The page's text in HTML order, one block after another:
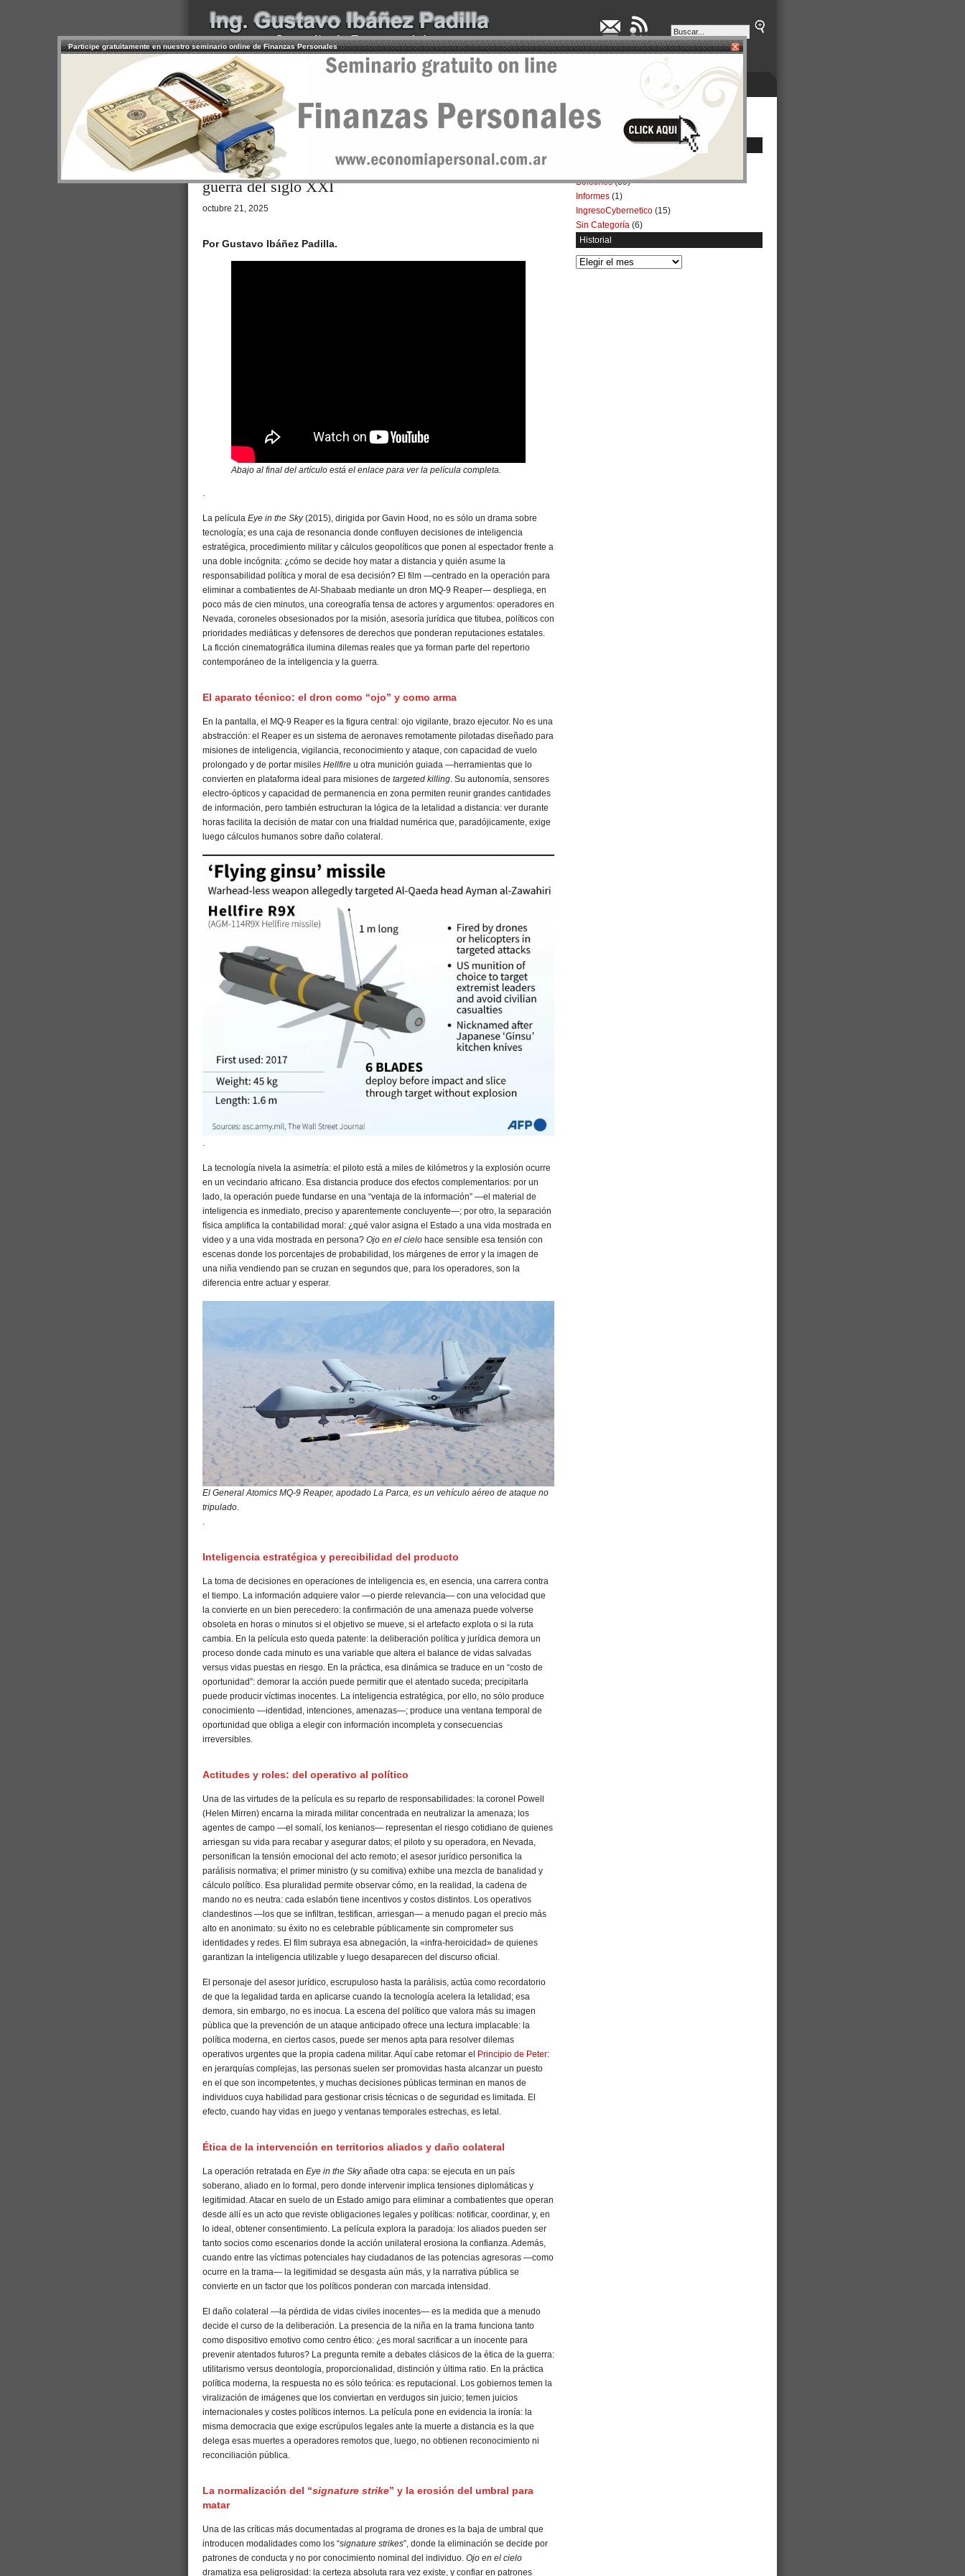
INICIO SERVICIOS BOLETINES NEGOCIOS
CONTACTO USUARIO
Browse >Home/
Ojo en el cielo: inteligencia, geopolítica y ética en la
guerra del siglo XXI
octubre 21, 2025
Por Gustavo Ibáñez Padilla.
Abajo al final del artículo está el enlace para ver la película completa.
.
La película Eye in the Sky(2015), dirigida por Gavin Hood, no es sólo un drama sobre
tecnología; es una caja de resonancia donde confluyen decisiones de inteligencia
estratégica, procedimiento militar y cálculos geopolíticos que ponen al espectador frente a
una doble incógnita: ¿cómo se decide hoy matar a distancia y quién asume la
responsabilidad política y moral de esa decisión? El film —centrado en la operación para
eliminar a combatientes de Al-Shabaab mediante un dron MQ-9 Reaper— despliega, en
poco más de cien minutos, una coreografía tensa de actores y argumentos: operadores en
Nevada, coroneles obsesionados por la misión, asesoría jurídica que titubea, políticos con
prioridades mediáticas y defensores de derechos que ponderan reputaciones estatales.
La ficción cinematográfica ilumina dilemas reales que ya forman parte del repertorio
contemporáneo de la inteligencia y la guerra.
El aparato técnico: el dron como “ojo” y como arma
En la pantalla, el MQ-9 Reaper es la figura central: ojo vigilante, brazo ejecutor. No es una
abstracción: el Reaper es un sistema de aeronaves remotamente pilotadas diseñado para
misiones de inteligencia, vigilancia, reconocimiento y ataque, con capacidad de vuelo
prolongado y de portar misiles Hellfire u otra munición guiada —herramientas que lo
convierten en plataforma ideal para misiones de targeted killing. Su autonomía, sensores
electro-ópticos y capacidad de permanencia en zona permiten reunir grandes cantidades
de información, pero también estructuran la lógica de la letalidad a distancia: ver durante
horas facilita la decisión de matar con una frialdad numérica que, paradójicamente, exige
luego cálculos humanos sobre daño colateral.
.
La tecnología nivela la asimetría: el piloto está a miles de kilómetros y la explosión ocurre
en un vecindario africano. Esa distancia produce dos efectos complementarios: por un
lado, la operación puede fundarse en una “ventaja de la información” —el material de
inteligencia es inmediato, preciso y aparentemente concluyente—; por otro, la separación
física amplifica la contabilidad moral: ¿qué valor asigna el Estado a una vida mostrada en
video y a una vida mostrada en persona? Ojo en el cielo hace sensible esa tensión con
escenas donde los porcentajes de probabilidad, los márgenes de error y la imagen de
una niña vendiendo pan se cruzan en segundos que, para los operadores, son la
diferencia entre actuar y esperar.
El General Atomics MQ-9 Reaper, apodado La Parca, es un vehículo aéreo de ataque no
tripulado.
.
Inteligencia estratégica y perecibilidad del producto
La toma de decisiones en operaciones de inteligencia es, en esencia, una carrera contra
el tiempo. La información adquiere valor —o pierde relevancia— con una velocidad que
la convierte en un bien perecedero: la confirmación de una amenaza puede volverse
obsoleta en horas o minutos si el objetivo se mueve, si el artefacto explota o si la ruta
cambia. En la película esto queda patente: la deliberación política y jurídica demora un
proceso donde cada minuto es una variable que altera el balance de vidas salvadas
versus vidas puestas en riesgo. En la práctica, esa dinámica se traduce en un “costo de
oportunidad”: demorar la acción puede permitir que el atentado suceda; precipitarla
puede producir víctimas inocentes. La inteligencia estratégica, por ello, no sólo produce
conocimiento —identidad, intenciones, amenazas—; produce una ventana temporal de
oportunidad que obliga a elegir con información incompleta y consecuencias
irreversibles.
Actitudes y roles: del operativo al político
Una de las virtudes de la película es su reparto de responsabilidades: la coronel Powell
(Helen Mirren) encarna la mirada militar concentrada en neutralizar la amenaza; los
agentes de campo —el somalí, los kenianos— representan el riesgo cotidiano de quienes
arriesgan su vida para recabar y asegurar datos; el piloto y su operadora, en Nevada,
personifican la tensión emocional del acto remoto; el asesor jurídico personifica la
parálisis normativa; el primer ministro (y su comitiva) exhibe una mezcla de banalidad y
cálculo político. Esa pluralidad permite observar cómo, en la realidad, la cadena de
mando no es neutra: cada eslabón tiene incentivos y costos distintos. Los operativos
clandestinos —los que se infiltran, testifican, arriesgan— a menudo pagan el precio más
alto en anonimato: su éxito no es celebrable públicamente sin comprometer sus
identidades y redes. El film subraya esa abnegación, la «infra-heroicidad» de quienes
garantizan la inteligencia utilizable y luego desaparecen del discurso oficial.
El personaje del asesor jurídico, escrupuloso hasta la parálisis, actúa como recordatorio
de que la legalidad tarda en aplicarse cuando la tecnología acelera la letalidad; esa
demora, sin embargo, no es inocua. La escena del político que valora más su imagen
pública que la prevención de un ataque anticipado ofrece una lectura implacable: la
política moderna, en ciertos casos, puede ser menos apta para resolver dilemas
operativos urgentes que la propia cadena militar. Aquí cabe retomar el
Principio de Peter:
en jerarquías complejas, las personas suelen ser promovidas hasta alcanzar un puesto
en el que son incompetentes, y muchas decisiones públicas terminan en manos de
individuos cuya habilidad para gestionar crisis técnicas o de seguridad es limitada. El
efecto, cuando hay vidas en juego y ventanas temporales estrechas, es letal.
Ética de la intervención en territorios aliados y daño colateral
La operación retratada en Eye in the Skyañade otra capa: se ejecuta en un país
soberano, aliado en lo formal, pero donde intervenir implica tensiones diplomáticas y
legitimidad. Atacar en suelo de un Estado amigo para eliminar a combatientes que operan
desde allí es un acto que reviste obligaciones legales y políticas: notificar, coordinar, y, en
lo ideal, obtener consentimiento. La película explora la paradoja: los aliados pueden ser
tanto socios como escenarios donde la acción unilateral erosiona la confianza. Además,
cuando entre las víctimas potenciales hay ciudadanos de las potencias agresoras —como
ocurre en la trama— la legitimidad se desgasta aún más, y la narrativa pública se
convierte en un factor que los políticos ponderan con marcada intensidad.
El daño colateral —la pérdida de vidas civiles inocentes— es la medida que a menudo
decide el curso de la deliberación. La presencia de la niña en la trama funciona tanto
como dispositivo emotivo como centro ético: ¿es moral sacrificar a un inocente para
prevenir atentados futuros? La pregunta remite a debates clásicos de la ética de la guerra:
utilitarismo versus deontología, proporcionalidad, distinción y última ratio. En la práctica
política moderna, la respuesta no es sólo teórica: es reputacional. Los gobiernos temen la
viralización de imágenes que los conviertan en verdugos sin juicio; temen juicios
internacionales y costes políticos internos. La película pone en evidencia la ironía: la
misma democracia que exige escrúpulos legales ante la muerte a distancia es la que
delega esas muertes a operadores remotos que, luego, no obtienen reconocimiento ni
reconciliación pública.
La normalización del “signature strike” y la erosión del umbral para
matar
Una de las críticas más documentadas al programa de drones es la baja de umbral que
introducen modalidades como los “signature strikes”, donde la eliminación se decide por
patrones de conducta y no por conocimiento nominal del individuo. Ojo en el cielo
dramatiza esa peligrosidad: la certeza absoluta rara vez existe, y confiar en patrones
Participe gratuitamente en nuestro seminario online de Finanzas Personales
Boletines(39)
Informes (1)
IngresoCybernetico (15)
Sin Categoría (6)
Historial
Historial